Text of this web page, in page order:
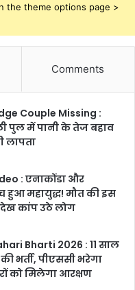
the theme options page >
Comments
Couple Missing :
पुल में पानी के तेज बहाव
लापता
: एनाकोंडा और
हुआ महायुद्ध! मौत की इस
देख कांप उठे लोग
Bharti 2026 : 11 साल
भर्ती, पीएससी भरेगा
को मिलेगा आरक्षण